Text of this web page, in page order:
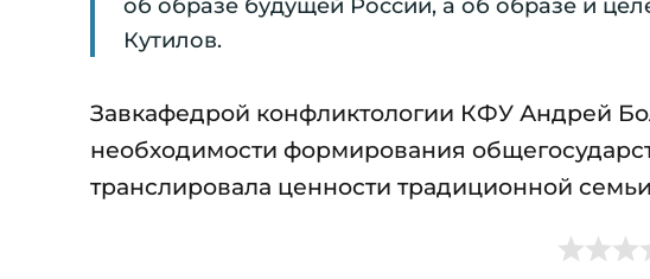
об образе будущей России, а об образе и
Кутилов.
Завкафедрой конфликтологии КФУ Андрей
необходимости формирования
транслировала ценности традиционной